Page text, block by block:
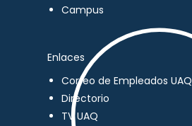
Campus
Enlaces
Correo de Empleados UAQ
Directorio
TV UAQ